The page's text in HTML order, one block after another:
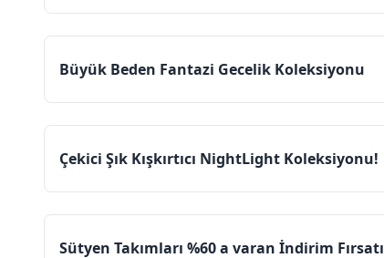
Büyük Beden Fantazi Gecelik Koleksiyonu
Çekici Şık Kışkırtıcı NightLight Koleksiyonu!
Sütyen Takımları %60 a varan İndirim Fırsatı